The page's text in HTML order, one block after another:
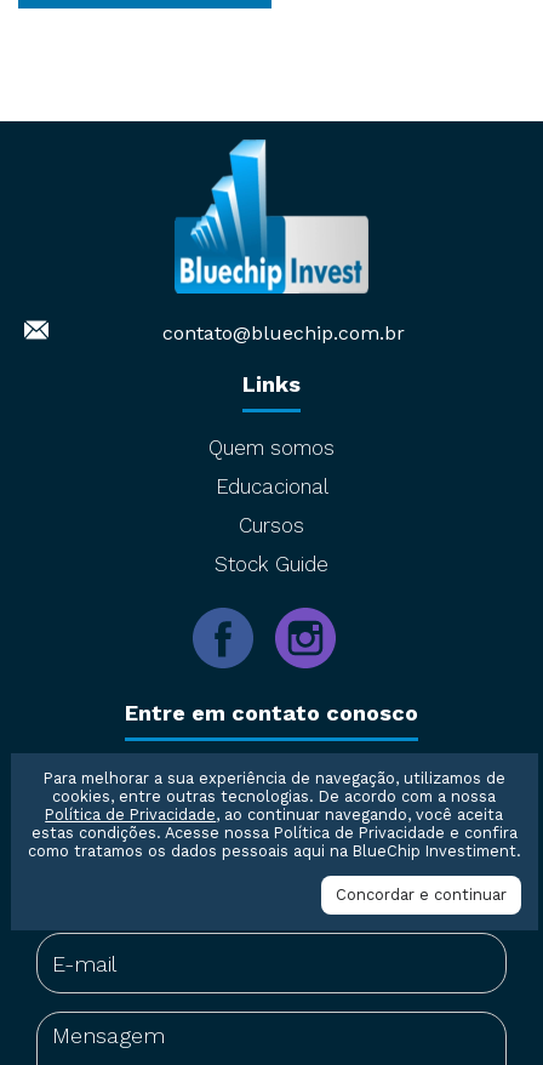
contato@bluechip.com.br
Links
Quem somos
Educacional
Cursos
Stock Guide
Entre em contato conosco
Para melhorar a sua experiência de navegação, utilizamos de
cookies, entre outras tecnologias. De acordo com a nossa
Política de Privacidade, ao continuar navegando, você aceita
estas condições. Acesse nossa Política de Privacidade e confira
como tratamos os dados pessoais aqui na BlueChip Investiment.
Concordar e continuar